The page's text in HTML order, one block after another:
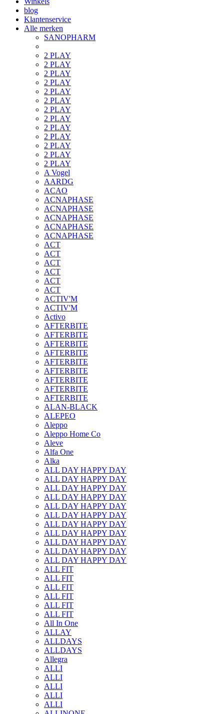
blog
Klantenservice
Alle merken
SANOPHARM
2 PLAY
2 PLAY
2 PLAY
2 PLAY
2 PLAY
2 PLAY
2 PLAY
2 PLAY
2 PLAY
2 PLAY
2 PLAY
2 PLAY
2 PLAY
A Vogel
AARDG
ACAO
ACNAPHASE
ACNAPHASE
ACNAPHASE
ACNAPHASE
ACNAPHASE
ACT
ACT
ACT
ACT
ACT
ACT
ACTIV'M
ACTIV'M
Activo
AFTERBITE
AFTERBITE
AFTERBITE
AFTERBITE
AFTERBITE
AFTERBITE
AFTERBITE
AFTERBITE
AFTERBITE
ALAN-BLACK
ALEPEO
Aleppo
Aleppo Home Co
Aleve
Alfa One
Alka
ALL DAY HAPPY DAY
ALL DAY HAPPY DAY
ALL DAY HAPPY DAY
ALL DAY HAPPY DAY
ALL DAY HAPPY DAY
ALL DAY HAPPY DAY
ALL DAY HAPPY DAY
ALL DAY HAPPY DAY
ALL DAY HAPPY DAY
ALL DAY HAPPY DAY
ALL DAY HAPPY DAY
ALL FIT
ALL FIT
ALL FIT
ALL FIT
ALL FIT
ALL FIT
All In One
ALLAY
ALLDAYS
ALLDAYS
Allegra
ALLI
ALLI
ALLI
ALLI
ALLI